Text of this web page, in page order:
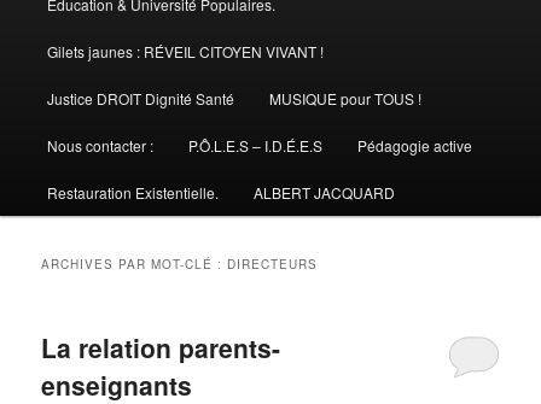
Gilets jaunes : RÉVEIL CITOYEN VIVANT !
Justice DROIT Dignité Santé MUSIQUE pour TOUS !
Nous contacter : P.Ô.L.E.S – I.D.É.E.S Pédagogie active
Restauration Existentielle. ALBERT JACQUARD
ARCHIVES PAR MOT-CLÉ : DIRECTEURS
La relation parents-
enseignants